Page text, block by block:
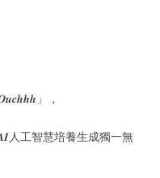
」，​
人工智慧培養生成獨一無